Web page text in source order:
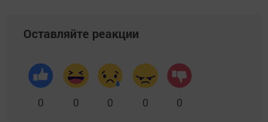
Оставляйте реакции
0 0 0 0 0